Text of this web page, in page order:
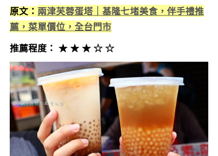
原文： 兩津芙蓉蛋塔｜基隆七堵美食，伴手禮推
薦，菜單價位，全台門市
推薦程度： ★ ★ ★ ☆ ☆